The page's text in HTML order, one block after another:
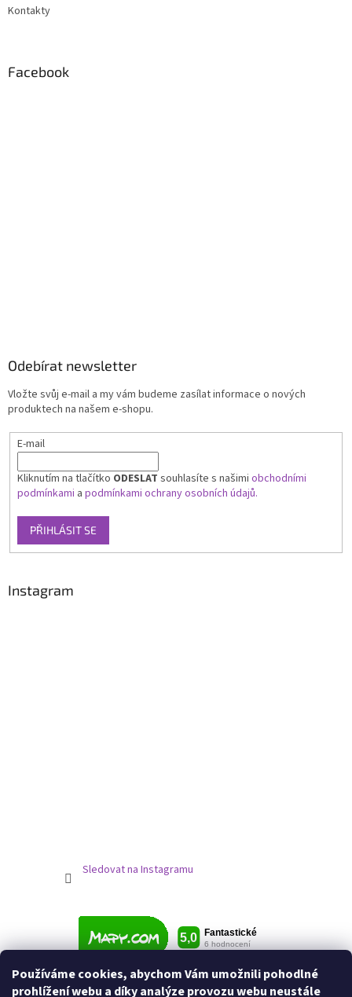
Používáme cookies, abychom Vám umožnili pohodlné
prohlížení webu a díky analýze provozu webu neustále
Kontakty
Facebook
Odebírat newsletter
Vložte svůj e-mail a my vám budeme zasílat informace o nových
produktech na našem e-shopu.
E-mail
Kliknutím na tlačítko ODESLAT souhlasíte s našimi obchodními
podmínkami a podmínkami ochrany osobních údajů.
PŘIHLÁSIT SE
Instagram
Sledovat na Instagramu